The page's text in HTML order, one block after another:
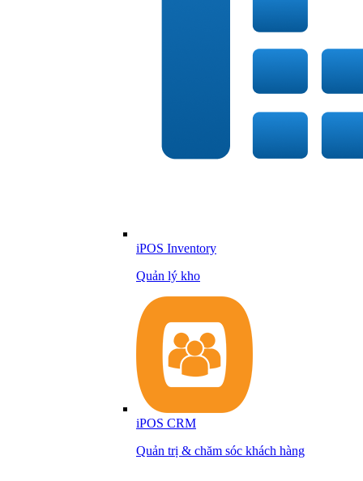
iPOS Inventory
Quản lý kho
iPOS CRM
Quản trị & chăm sóc khách hàng